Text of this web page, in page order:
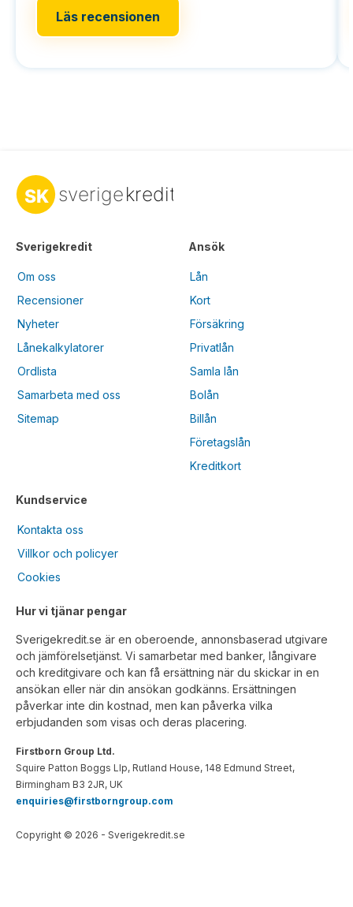
Läs recensionen
Sverigekredit
Om oss
Recensioner
Nyheter
Lånekalkylatorer
Ordlista
Samarbeta med oss
Sitemap
Kundservice
Kontakta oss
Villkor och policyer
Cookies
Ansök
Lån
Kort
Försäkring
Privatlån
Samla lån
Bolån
Billån
Företagslån
Kreditkort
Hur vi tjänar pengar
Sverigekredit.se är en oberoende, annonsbaserad utgivare
och jämförelsetjänst. Vi samarbetar med banker, långivare
och kreditgivare och kan få ersättning när du skickar in en
ansökan eller när din ansökan godkänns. Ersättningen
påverkar inte din kostnad, men kan påverka vilka
erbjudanden som visas och deras placering.
Firstborn Group Ltd.
Squire Patton Boggs Llp, Rutland House, 148 Edmund Street,
Birmingham B3 2JR, UK
enquiries@firstborngroup.com
Copyright © 2026 - Sverigekredit.se